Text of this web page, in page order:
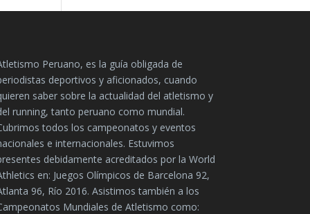
Peruano, es la guía obligada de
deportivos y aficionados, cuando
saber sobre la actualidad del atletismo y
running, tanto peruano como mundial.
todos los campeonatos y eventos
e internacionales. Estuvimos
debidamente acreditados por la World
en: Juegos Olímpicos de Barcelona 92,
96, Río 2016. Asistimos también a los
Mundiales de Atletismo como: